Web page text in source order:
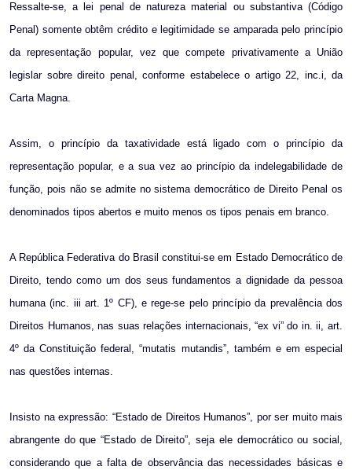
Ressalte-se, a lei penal de natureza material ou substantiva (Código
Penal) somente obtêm crédito e legitimidade se amparada pelo princípio
da representação popular, vez que compete privativamente a União
legislar sobre direito penal, conforme estabelece o artigo 22, inc.i, da
Carta Magna.
Assim, o princípio da taxatividade está ligado com o princípio da
representação popular, e a sua vez ao princípio da indelegabilidade de
função, pois não se admite no sistema democrático de Direito Penal os
denominados tipos abertos e muito menos os tipos penais em branco.
A República Federativa do Brasil constitui-se em Estado Democrático de
Direito, tendo como um dos seus fundamentos a dignidade da pessoa
humana (inc. iii art. 1º CF), e rege-se pelo princípio da prevalência dos
Direitos Humanos, nas suas relações internacionais, “ex vi” do in. ii, art.
4º da Constituição federal, “mutatis mutandis”, também e em especial
nas questões internas.
Insisto na expressão: “Estado de Direitos Humanos”, por ser muito mais
abrangente do que “Estado de Direito”, seja ele democrático ou social,
considerando que a falta de observância das necessidades básicas e